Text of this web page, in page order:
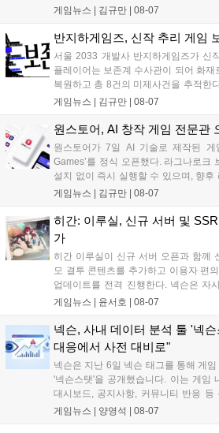
다. 실험체 관찰일지 추가와 후반부 전
대를 모으고 있다....
게임뉴스 | 김규만 | 08-07
반지하게임즈, 신작 추리 게임
서울 2033 개발사 반지하게임즈가 신
플레이어는 보존계 수사관이 되어 화
복원하고 총 8건의 미제사건을 추적한
이번 게임은 정보 조합과 사건 재구성
개발에 박차를 가하고 있다....
게임뉴스 | 김규만 | 08-07
원스토어, AI 창작 게임 전문관
원스토어가 7일 AI 기술로 제작된 게
Games’를 정식 오픈했다. 라그나로크
설치 없이 즉시 실행할 수 있으며, 향후
11일부터는 게임 실행 시 할인 쿠폰을
있는 환경을 조성해 창작자와 이용자
으로 기대된다....
게임뉴스 | 김규만 | 08-07
히간: 이루실, 신규 서버 및
가
히간 이루실이 신규 서버 오픈과 함께
모 결투 콘텐츠를 추가하고 이용자 편
업데이트를 전격 진행한다. 넥슨은 자
게임 히간 이루실에 신규 서버 'world3'
이번 업데이트를 통해 어둠 속 서큐버스
게임뉴스 | 윤서호 | 08-07
넥슨, 사내 데이터 분석 툴 '넥
대응에서 사전 대비로"
넥슨은 지난 6일 넥슨 태그를 통해 게
'넥슨스탯'을 공개했습니다. 이는 게임
대시보드, 공지사항, 커뮤니티 반응 등
임라인에 연결해 원인을 빠르게 파악하
게임뉴스 | 양영석 | 08-07